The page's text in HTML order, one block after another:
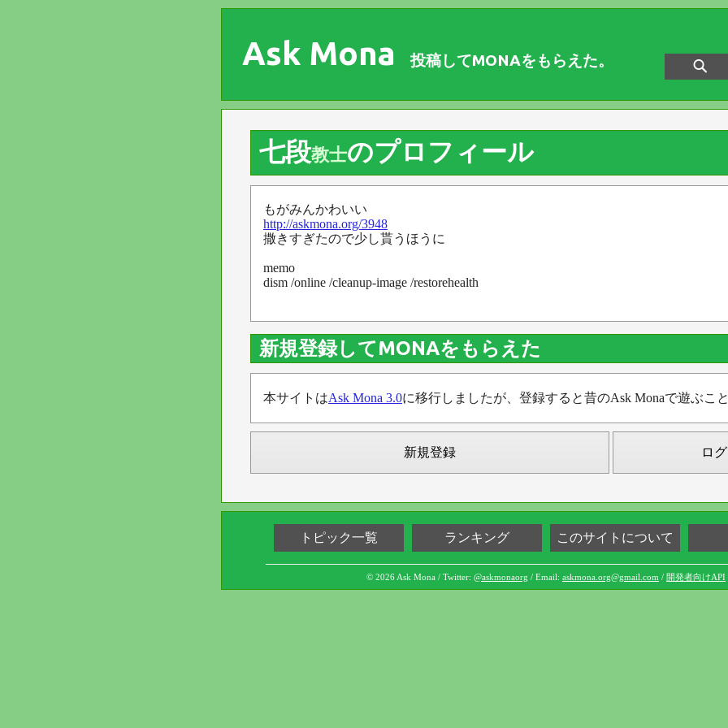
Ask Mona 投稿してMONAをもらえた。
‌‌七段教士のプロフィール
もがみんかわいい
http://askmona.org/3948
撒きすぎたので少し貰うほうに
memo
dism /online /cleanup-image /restorehealth
新規登録してMONAをもらえた
本サイトはAsk Mona 3.0に移行しましたが、登録すると昔のAsk Monaで遊ぶこ
新規登録 ロ
トピック一覧 ランキング このサイトについて
© 2026 Ask Mona / Twitter: @askmonaorg / Email: askmona.org@gmail.com / 開発者向けAPI